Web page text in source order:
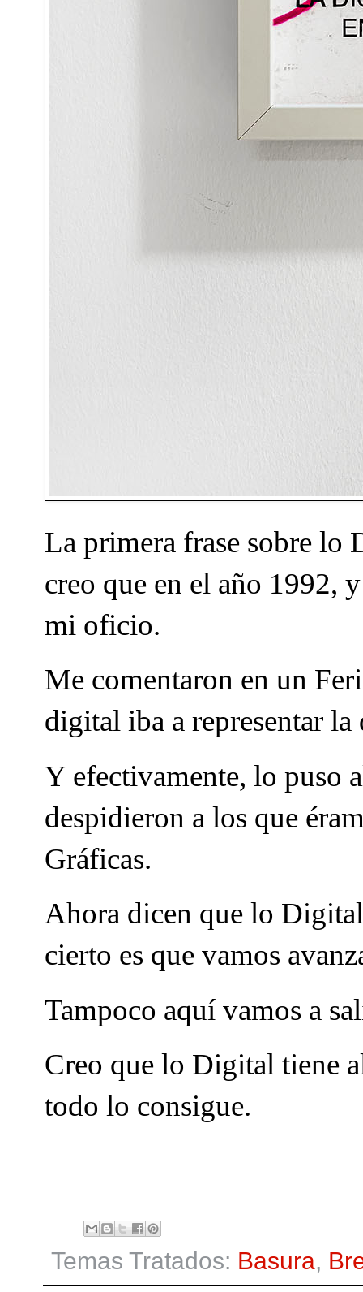
La primera frase sobre lo
creo que en el año 1992,
mi oficio.
Me comentaron en un
digital iba a representar
Y efectivamente, lo puso
despidieron a los que
Gráficas.
Ahora dicen que lo
cierto es que vamos
Tampoco aquí vamos a
Creo que lo Digital tiene
todo lo consigue.
Temas Tratados: Basura,